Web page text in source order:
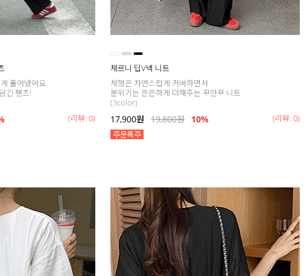
풀어냈어요
긴 팬츠!
(리뷰: 0)
체르니 딥V넥 니트
체형은 자연스럽게 커버하면서
분위기는 은은하게 더해주는 꾸안꾸 니트
(3color)
17,900원 19,800원 10% (리뷰: 0)